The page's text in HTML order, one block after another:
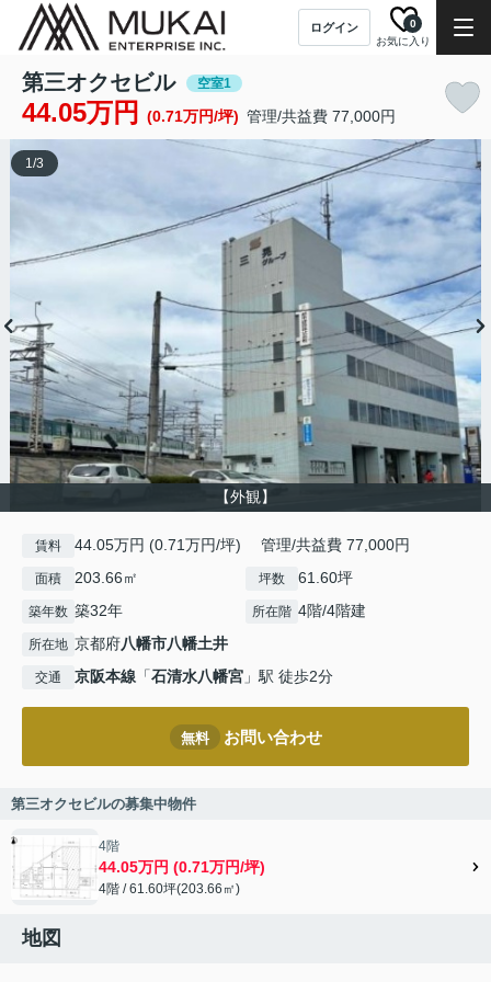
ログイン
お気に入り
0
第三オクセビル 空室1
44.05万円 (0.71万円/坪) 管理/共益費 77,000円
【外観】
1/3
賃料 44.05万円 (0.71万円/坪) 管理/共益費 77,000円
面積 203.66㎡ 坪数 61.60坪
築年数 築32年 所在階 4階/4階建
所在地 京都府八幡市八幡土井
交通 京阪本線 「石清水八幡宮 」駅 徒歩2分
無料 お問い合わせ
第三オクセビルの募集中物件
4階
44.05万円 (0.71万円/坪)
4階 / 61.60坪(203.66㎡)
地図